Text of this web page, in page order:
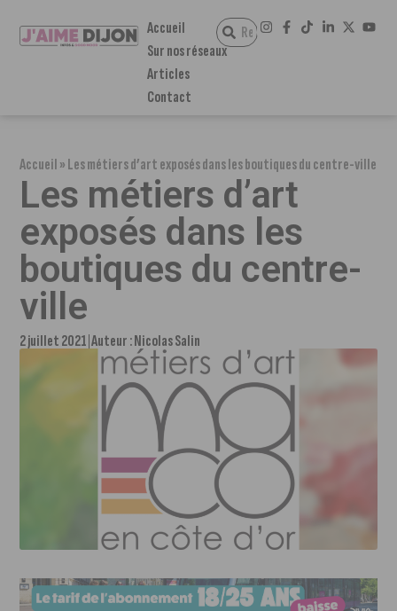
Accueil
Sur nos réseaux
Articles
Contact
Accueil»Les métiers d’art exposés dans les boutiques du centre-ville
Les métiers d’art
exposés dans les
boutiques du centre-
ville
2 juillet 2021 Auteur :Nicolas Salin